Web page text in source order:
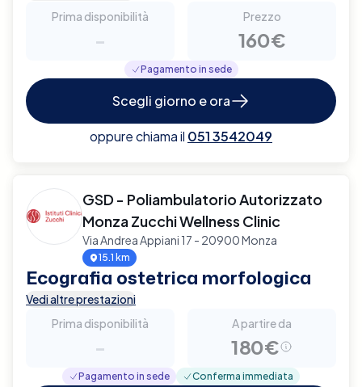
Prima disponibilità
-
Prezzo
160€
Pagamento in sede
Scegli giorno e ora
oppure chiama il 051 3542049
GSD - Poliambulatorio Autorizzato
Monza Zucchi Wellness Clinic
Via Andrea Appiani 17 - 20900 Monza
15.1 km
Ecografia ostetrica morfologica
Vedi altre prestazioni
Prima disponibilità
-
A partire da
180€
Pagamento in sede Conferma immediata